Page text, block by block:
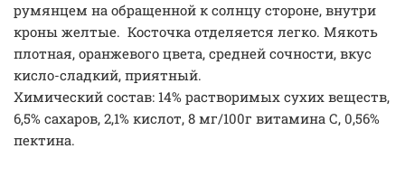
румянцем на обращенной к солнцу стороне, внутри
кроны желтые. Косточка отделяется легко. Мякоть
плотная, оранжевого цвета, средней сочности, вкус
кисло-сладкий, приятный.
Химический состав: 14% растворимых сухих веществ,
6,5% сахаров, 2,1% кислот, 8 мг/100г витамина С, 0,56%
пектина.